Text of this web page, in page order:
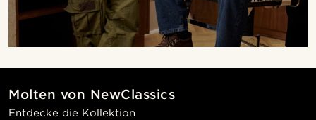
Molten von NewClassics
Entdecke die Kollektion